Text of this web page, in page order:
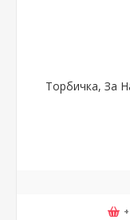
Торбичка, За